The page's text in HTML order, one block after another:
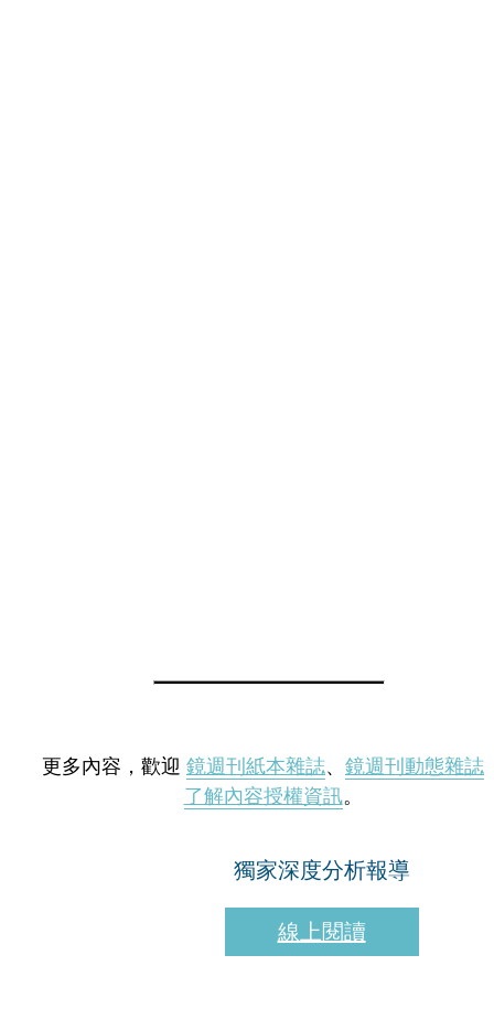
更多內容，歡迎 鏡週刊紙本雜誌、 鏡週刊動態雜誌
了解內容授權資訊。
獨家深度分析報導
線上閱讀